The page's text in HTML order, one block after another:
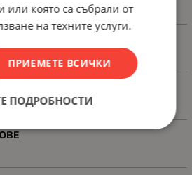
или която са събрали от
на техните услуги.
ПРИЕМЕТЕ ВСИЧКИ
ПОДРОБНОСТИ